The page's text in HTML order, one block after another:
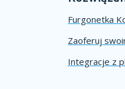
Furgonetka
Zaoferuj
Integracje z